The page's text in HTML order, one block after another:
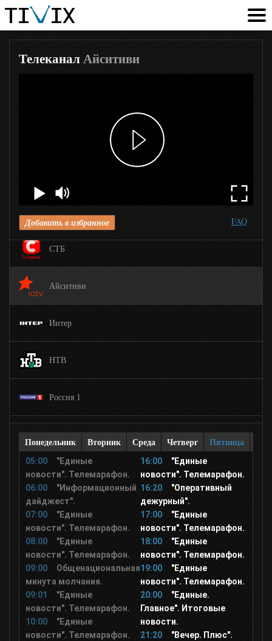
ТелеканалАйситиви
Добавить в избранное FAQ
СТБ
Айситиви
Интер
НТВ
Россия 1
ТНТ
Рен ТВ
Домашний
Мир ТВ
ТВ Центр (ТВЦ)
Пятый канал
Понедельник Вторник Среда Четверг Пятница
05:00
"Единые
новости". Телемарафон.
06:00
"Информационный
дайджест".
07:00
"Единые
новости". Телемарафон.
08:00
"Единые
новости". Телемарафон.
09:00
Общенациональная
минута молчания.
09:01
"Единые
новости". Телемарафон.
10:00
"Единые
новости". Телемарафон.
16:00
"Единые
новости". Телемарафон.
16:20
"Оперативный
дежурный".
17:00
"Единые
новости". Телемарафон.
18:00
"Единые
новости". Телемарафон.
19:00
"Единые
новости". Телемарафон.
20:00
"Единые.
Главное". Итоговые
новости.
21:20
"Вечер. Плюс".